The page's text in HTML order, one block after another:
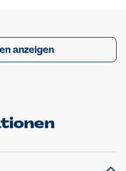
anzeigen